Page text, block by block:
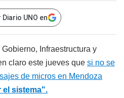
UNO en
Infraestructura y
claro este jueves que si no se
de micros en Mendoza
el sistema".